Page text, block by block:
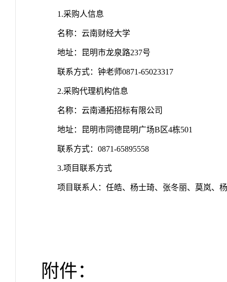
1.采购人信息
名称：云南财经大学
地址：昆明市龙泉路237号
联系方式：钟老师0871-65023317
2.采购代理机构信息
名称：云南通拓招标有限公司
地址：昆明市同德昆明广场B 区4栋501
联系方式： 0871-65895558
3.项目联系方式
项目联系人：任皓、杨士琦、张冬丽、莫岚、
附件：